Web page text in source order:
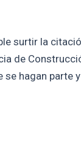
surtir la
de
hagan parte